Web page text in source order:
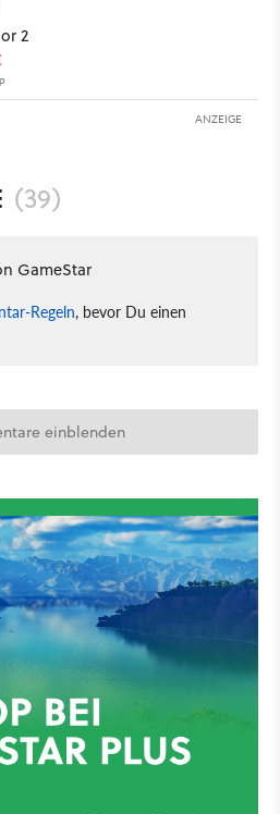
2
ANZEIGE
(39)
GameStar
Regeln, bevor Du einen
einblenden